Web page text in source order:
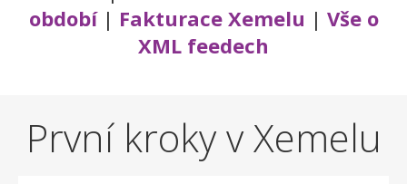
období| Fakturace Xemelu | Vše o
XML feedech
První kroky v Xemelu